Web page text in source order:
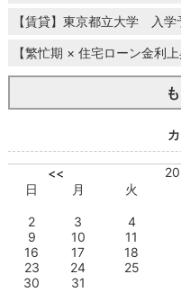
【賃貸】東京都立大学 入
【繁忙期 × 住宅ローン金利
<<
日
月 火
2
3 4
9
10 11
16
17 18
23
24 25
30
31